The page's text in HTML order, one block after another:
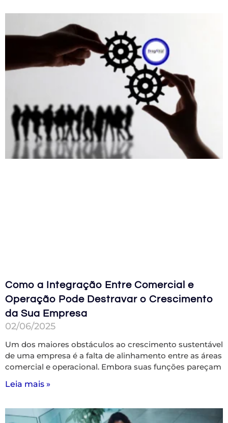
Como a Integração Entre Comercial e
Operação Pode Destravar o Crescimento
da Sua Empresa
02/06/2025
Um dos maiores obstáculos ao crescimento sustentável
de uma empresa é a falta de alinhamento entre as áreas
comercial e operacional. Embora suas funções pareçam
Leia mais »